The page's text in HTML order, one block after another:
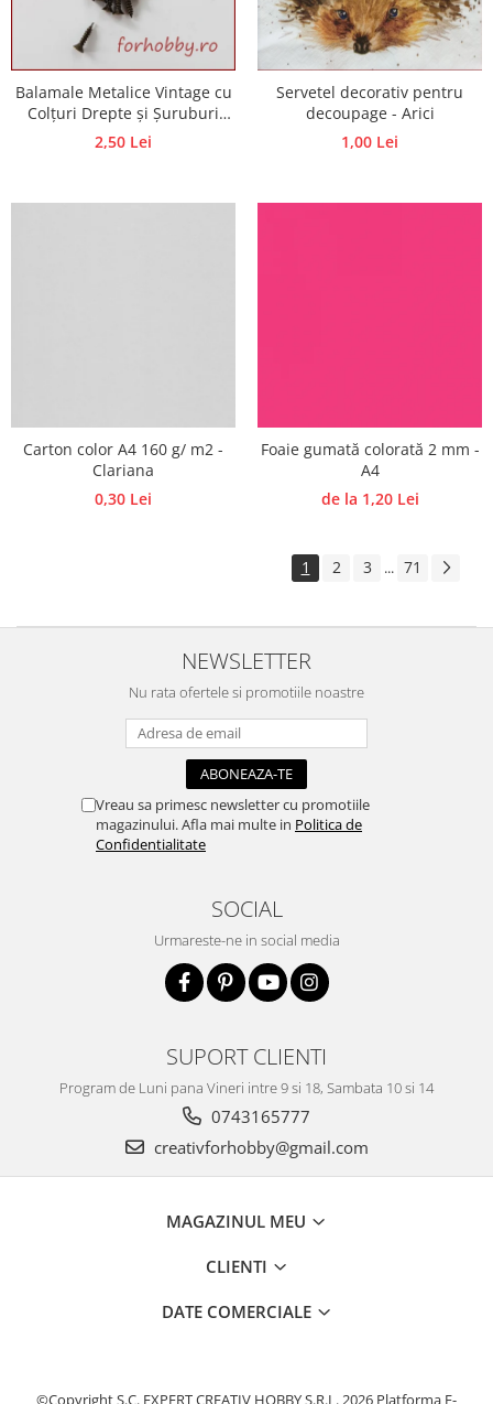
Balamale Metalice Vintage cu
Colțuri Drepte și Șuruburi
Incluse – Deschidere 270° –
Diverse Dimensiuni
2,50 Lei
Servetel decorativ pentru
decoupage - Arici
1,00 Lei
Carton color A4 160 g/ m2 -
Clariana
0,30 Lei
Foaie gumată colorată 2 mm -
A4
de la 1,20 Lei
1 2 3 ... 71
NEWSLETTER
Nu rata ofertele si promotiile noastre
Vreau sa primesc newsletter cu promotiile
magazinului. Afla mai multe in Politica de
Confidentialitate
SOCIAL
Urmareste-ne in social media
SUPORT CLIENTI
Program de Luni pana Vineri intre 9 si 18, Sambata 10 si 14
0743165777
creativforhobby@gmail.com
MAGAZINUL MEU
CLIENTI
DATE COMERCIALE
©Copyright S.C. EXPERT CREATIV HOBBY S.R.L. 2026 Platforma E-